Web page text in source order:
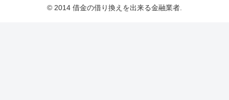
© 2014 借金の借り換えを出来る金融業者.